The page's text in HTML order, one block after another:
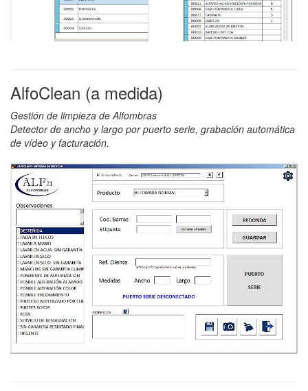
AlfoClean (a medida)
Gestión de limpieza de Alfombras
Detector de ancho y largo por puerto serie, grabación automática
de vídeo y facturación.